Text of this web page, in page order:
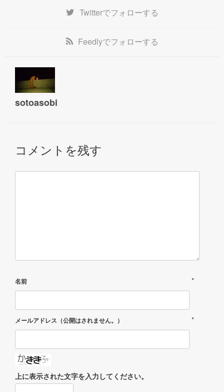
Twitterでフォローする
Feedlyでフォローする
sotoasobi
コメントを残す
名前 *
メールアドレス（公開はされません。） *
上に表示された文字を入力してください。